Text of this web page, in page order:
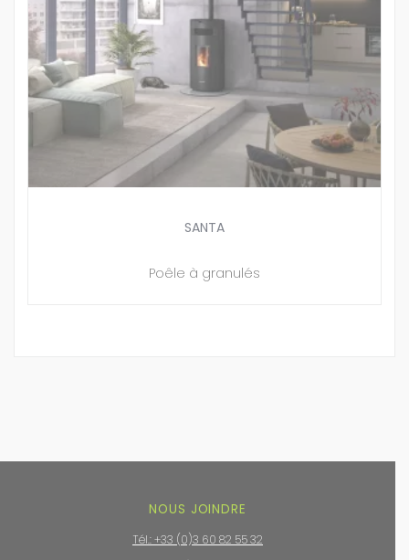
SANTA
Poêle à granulés
NOUS JOINDRE
Tél.: +33 (0)3 60 82 55 32